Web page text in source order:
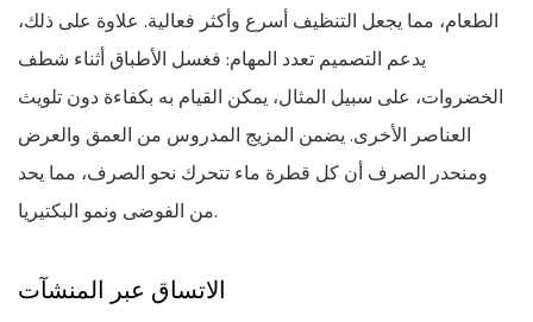
الطعام، مما يجعل التنظيف أسرع وأكثر فعالية. علاوة على ذلك،
يدعم التصميم تعدد المهام: فغسل الأطباق أثناء شطف
الخضروات، على سبيل المثال، يمكن القيام به بكفاءة دون تلويث
العناصر الأخرى. يضمن المزيج المدروس من العمق والعرض
ومنحدر الصرف أن كل قطرة ماء تتحرك نحو الصرف، مما يحد
من الفوضى ونمو البكتيريا.
الاتساق عبر المنشآت